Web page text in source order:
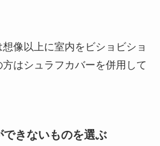
像以上に室内をビショビショ
はシュラフカバーを併用して
できないものを選ぶ